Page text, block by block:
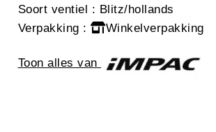
Soort ventiel : Blitz/hollands
Verpakking : Winkelverpakking
Toon alles van